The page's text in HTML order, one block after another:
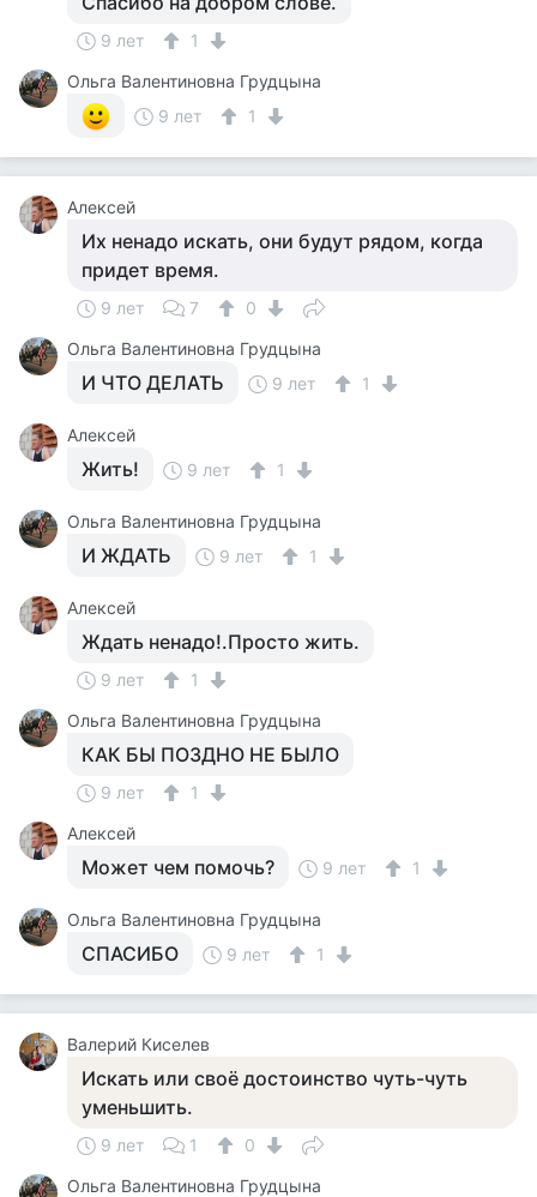
9 лет
1
Ольга Валентиновна Грудцына
9 лет
1
Алексей
Их ненадо искать, они будут рядом, когда
придет время.
9 лет 7
0
Ольга Валентиновна Грудцына
И ЧТО ДЕЛАТЬ 9 лет 1
Алексей
Жить! 9 лет 1
Ольга Валентиновна Грудцына
И ЖДАТЬ 9 лет 1
Алексей
Ждать ненадо!.Просто жить.
9 лет
1
Ольга Валентиновна Грудцына
КАК БЫ ПОЗДНО НЕ БЫЛО
9 лет
1
Алексей
Может чем помочь? 9 лет 1
Ольга Валентиновна Грудцына
СПАСИБО 9 лет 1
Валерий Киселев
Искать или своё достоинство чуть-чуть
уменьшить.
9 лет 1
0
Ольга Валентиновна Грудцына